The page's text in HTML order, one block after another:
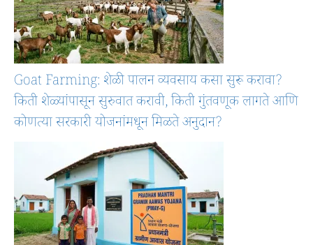
Goat Farming: शेळी पालन व्यवसाय कसा सुरू करावा?
किती शेळ्यांपासून सुरुवात करावी, किती गुंतवणूक लागते आणि
कोणत्या सरकारी योजनांमधून मिळते अनुदान?